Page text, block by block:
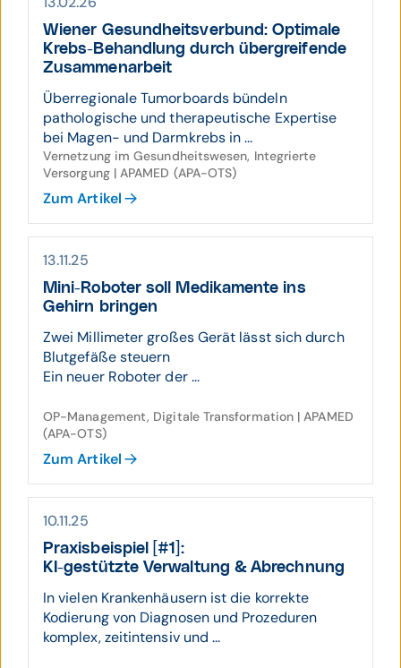
Wiener Gesund­heits­verbund: Optimale
Krebs-Behand­lung durch über­grei­fende
Zusam­men­arbeit
Überregionale Tumorboards bündeln
pathologische und therapeutische Expertise
bei Magen- und Darmkrebs in ...
Vernetzung im Gesundheitswesen, Integrierte
Versorgung | APAMED (APA-OTS)
Zum Artikel
13.11.25
Mini-Roboter soll Medi­ka­mente ins
Gehirn bringen
Zwei Millimeter großes Gerät lässt sich durch
Blutgefäße steuern
Ein neuer Roboter der ...
OP-Management, Digitale Transformation | APAMED
(APA-OTS)
Zum Artikel
10.11.25
Praxis­beispiel [#1]:
KI-gestützte Verwaltung & Abrechnung
In vielen Krankenhäusern ist die korrekte
Kodierung von Diagnosen und Prozeduren
komplex, zeitintensiv und ...